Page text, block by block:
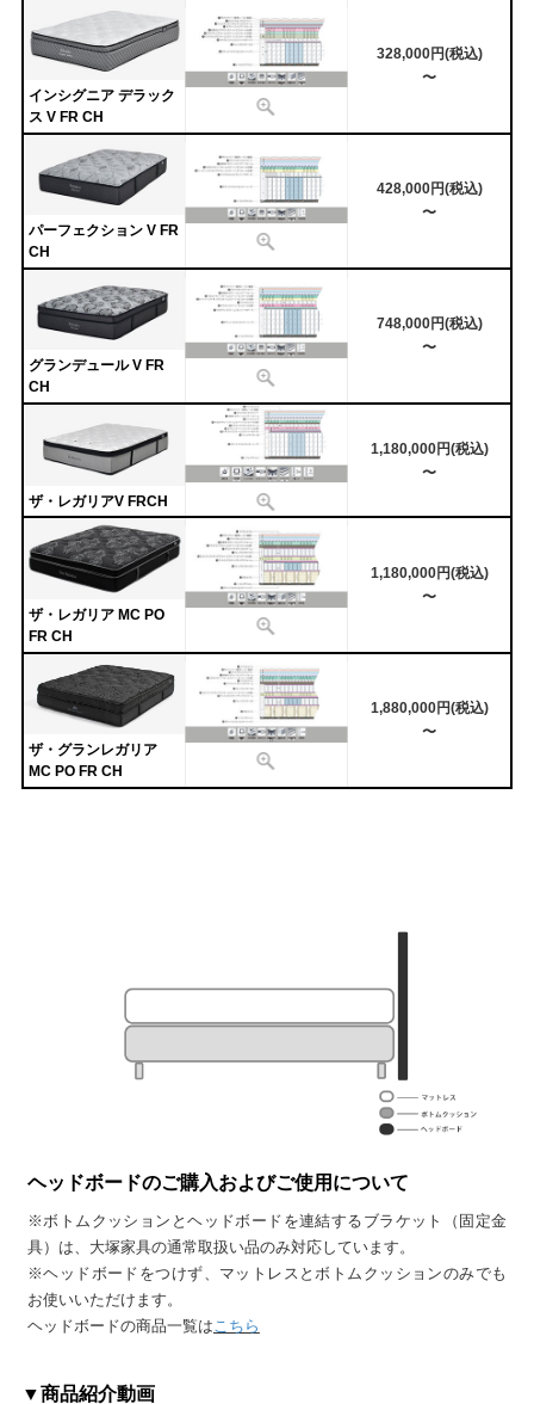
インシグニア デラック
ス V FR CH
328,000円(税込)
〜
パーフェクション V FR
CH
428,000円(税込)
〜
グランデュール V FR
CH
748,000円(税込)
〜
ザ・レガリアV FRCH
1,180,000円(税込)
〜
ザ・レガリア MC PO
FR CH
1,180,000円(税込)
〜
ザ・グランレガリア
MC PO FR CH
1,880,000円(税込)
〜
ヘッドボードのご購入およびご使用について
※ボトムクッションとヘッドボードを連結するブラケット（固定金
具）は、大塚家具の通常取扱い品のみ対応しています。
※ヘッドボードをつけず、マットレスとボトムクッションのみでも
お使いいただけます。
ヘッドボードの商品一覧は こちら
▼商品紹介動画